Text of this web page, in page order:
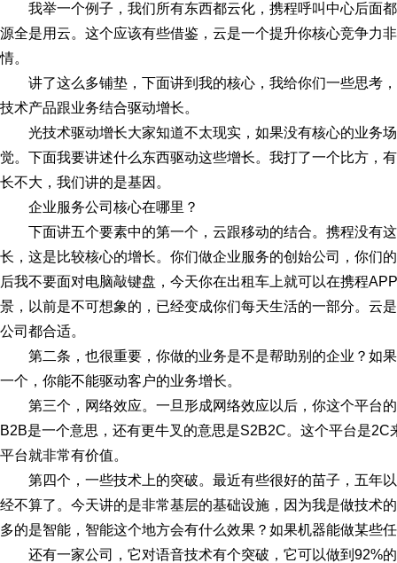
我举一个例子，我们所有东西都云化，携程呼叫中心后面
源全是用云。这个应该有些借鉴，云是一个提升你核心竞争力
情。
讲了这么多铺垫，下面讲到我的核心，我给你们一些思考
技术产品跟业务结合驱动增长。
光技术驱动增长大家知道不太现实，如果没有核心的业务
觉。下面我要讲述什么东西驱动这些增长。我打了一个比方，
长不大，我们讲的是基因。
企业服务公司核心在哪里？
下面讲五个要素中的第一个，云跟移动的结合。携程没有
长，这是比较核心的增长。你们做企业服务的创始公司，你们
后我不要面对电脑敲键盘，今天你在出租车上就可以在携程
景，以前是不可想象的，已经变成你们每天生活的一部分。云
公司都合适。
第二条，也很重要，你做的业务是不是帮助别的企业？如
一个，你能不能驱动客户的业务增长。
第三个，网络效应。一旦形成网络效应以后，你这个平台
B2B是一个意思，还有更牛叉的意思是S2B2C。这个平台是
平台就非常有价值。
第四个，一些技术上的突破。最近有些很好的苗子，五年
经不算了。今天讲的是非常基层的基础设施，因为我是做技术
多的是智能，智能这个地方会有什么效果？如果机器能做某些
还有一家公司，它对语音技术有个突破，它可以做到92%